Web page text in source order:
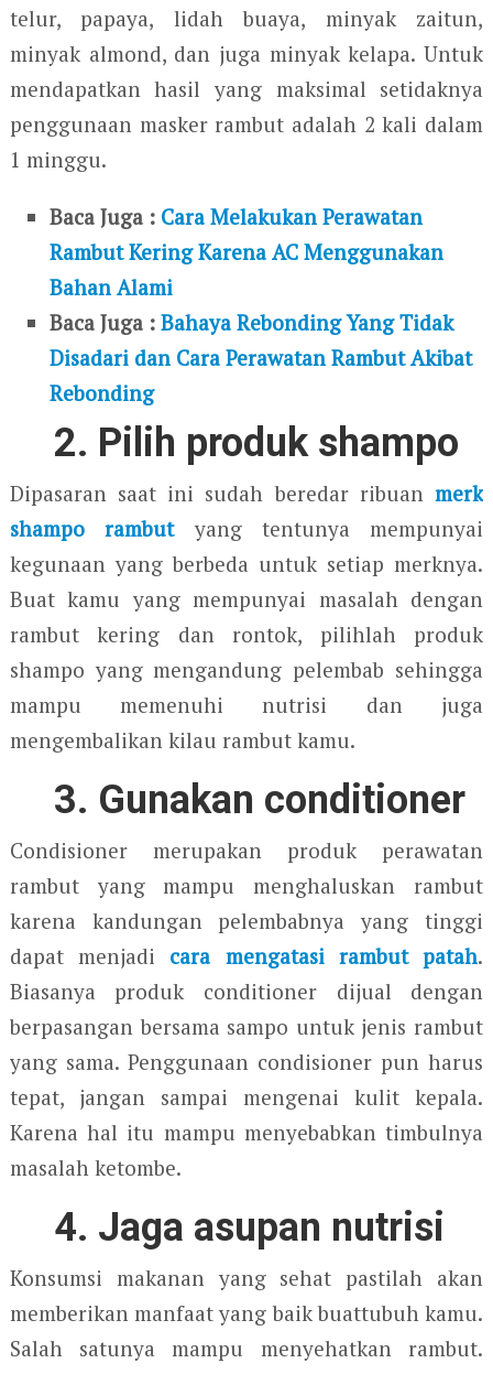
telur, papaya, lidah buaya, minyak zaitun,
minyak almond, dan juga minyak kelapa. Untuk
mendapatkan hasil yang maksimal setidaknya
penggunaan masker rambut adalah 2 kali dalam
1 minggu.
Baca Juga : Cara Melakukan Perawatan
Rambut Kering Karena AC Menggunakan
Bahan Alami
Baca Juga :Bahaya Rebonding Yang Tidak
Disadari dan Cara Perawatan Rambut Akibat
Rebonding
2. Pilih produk shampo
Dipasaran saat ini sudah beredar ribuanmerk
shampo rambutyang tentunya mempunyai
kegunaan yang berbeda untuk setiap merknya.
Buat kamu yang mempunyai masalah dengan
rambut kering dan rontok, pilihlah produk
shampo yang mengandung pelembab sehingga
mampu memenuhi nutrisi dan juga
mengembalikan kilau rambut kamu.
3. Gunakan conditioner
Condisioner merupakan produk perawatan
rambut yang mampu menghaluskan rambut
karena kandungan pelembabnya yang tinggi
dapat menjadi cara mengatasi rambut patah.
Biasanya produk conditioner dijual dengan
berpasangan bersama sampo untuk jenis rambut
yang sama. Penggunaan condisioner pun harus
tepat, jangan sampai mengenai kulit kepala.
Karena hal itu mampu menyebabkan timbulnya
masalah ketombe.
4. Jaga asupan nutrisi
Konsumsi makanan yang sehat pastilah akan
memberikan manfaat yang baik buattubuh kamu.
Salah satunya mampu menyehatkan rambut.